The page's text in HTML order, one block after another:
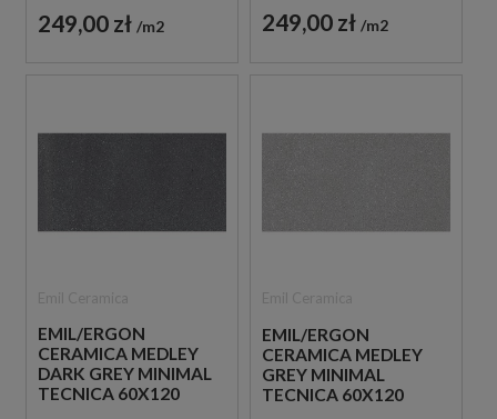
IMITUJĄCE LASTRYKO
249,00 zł m2
GRESOWE IMITUJĄCE
LASTRYKO
249,00 zł m2
EMIL/ERGON
CERAMICA MEDLEY
DARK GREY MINIMAL
TECNICA 60X120
EMIL/ERGON
CERAMICA MEDLEY
GREY MINIMAL
TECNICA 60X120